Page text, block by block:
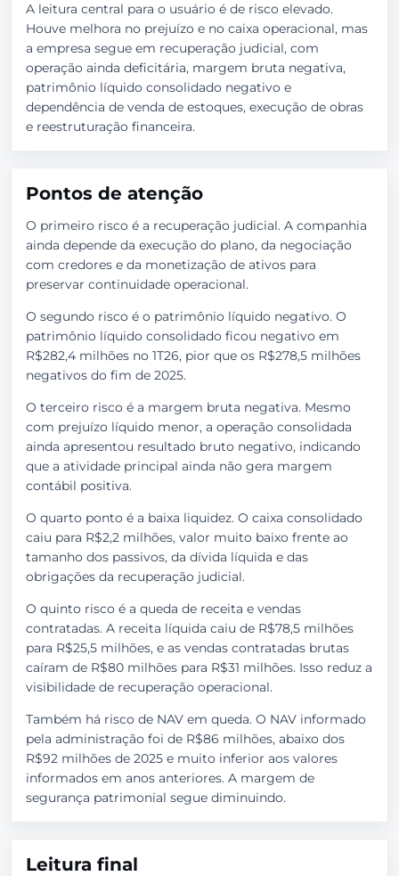
A leitura central para o usuário é de risco elevado.
Houve melhora no prejuízo e no caixa operacional, mas
a empresa segue em recuperação judicial, com
operação ainda deficitária, margem bruta negativa,
patrimônio líquido consolidado negativo e
dependência de venda de estoques, execução de obras
e reestruturação financeira.
Pontos de atenção
O primeiro risco é a recuperação judicial. A companhia
ainda depende da execução do plano, da negociação
com credores e da monetização de ativos para
preservar continuidade operacional.
O segundo risco é o patrimônio líquido negativo. O
patrimônio líquido consolidado ficou negativo em
R$282,4 milhões no 1T26, pior que os R$278,5 milhões
negativos do fim de 2025.
O terceiro risco é a margem bruta negativa. Mesmo
com prejuízo líquido menor, a operação consolidada
ainda apresentou resultado bruto negativo, indicando
que a atividade principal ainda não gera margem
contábil positiva.
O quarto ponto é a baixa liquidez. O caixa consolidado
caiu para R$2,2 milhões, valor muito baixo frente ao
tamanho dos passivos, da dívida líquida e das
obrigações da recuperação judicial.
O quinto risco é a queda de receita e vendas
contratadas. A receita líquida caiu de R$78,5 milhões
para R$25,5 milhões, e as vendas contratadas brutas
caíram de R$80 milhões para R$31 milhões. Isso reduz a
visibilidade de recuperação operacional.
Também há risco de NAV em queda. O NAV informado
pela administração foi de R$86 milhões, abaixo dos
R$92 milhões de 2025 e muito inferior aos valores
informados em anos anteriores. A margem de
segurança patrimonial segue diminuindo.
Leitura final